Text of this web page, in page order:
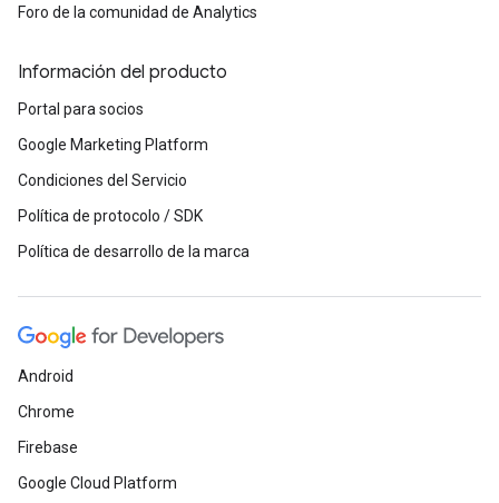
Foro de la comunidad de Analytics
Información del producto
Portal para socios
Google Marketing Platform
Condiciones del Servicio
Política de protocolo / SDK
Política de desarrollo de la marca
Android
Chrome
Firebase
Google Cloud Platform